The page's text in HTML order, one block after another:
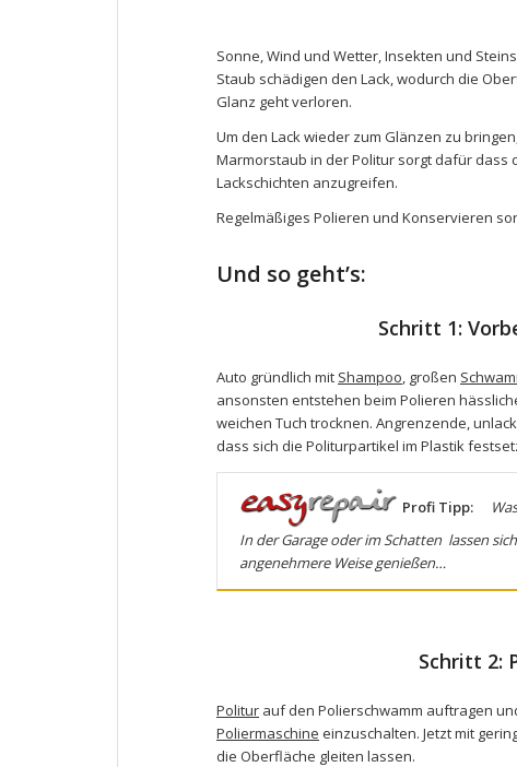
Sonne, Wind und Wetter, Insekten und
Staub schädigen den Lack, wodurch die
Glanz geht verloren.
Um den Lack wieder zum Glänzen zu
Marmorstaub in der Politur sorgt dafür
Lackschichten anzugreifen.
Regelmäßiges Polieren und Konservieren
Und so geht’s:
Schritt 1:
Auto gründlich mit Shampoo, großen
ansonsten entstehen beim Polieren
weichen Tuch trocknen. Angrenzende,
dass sich die Politurpartikel im Plastik
Profi Tipp:
In der Garage oder im Schatten lassen
angenehmere Weise genießen…
Schritt 2:
Politur auf den Polierschwamm auftragen
Poliermaschine einzuschalten. Jetzt mit
die Oberfläche gleiten lassen.